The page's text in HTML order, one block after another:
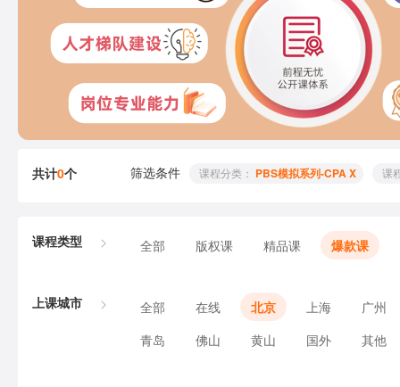
共计0个 筛选条件 课程分类： PBS模拟系列-CPA X 课
课程类型 全部 版权课 精品课 爆款课
上课城市 全部 在线 北京 上海
广州
青岛
佛山 黄山 国外 其他